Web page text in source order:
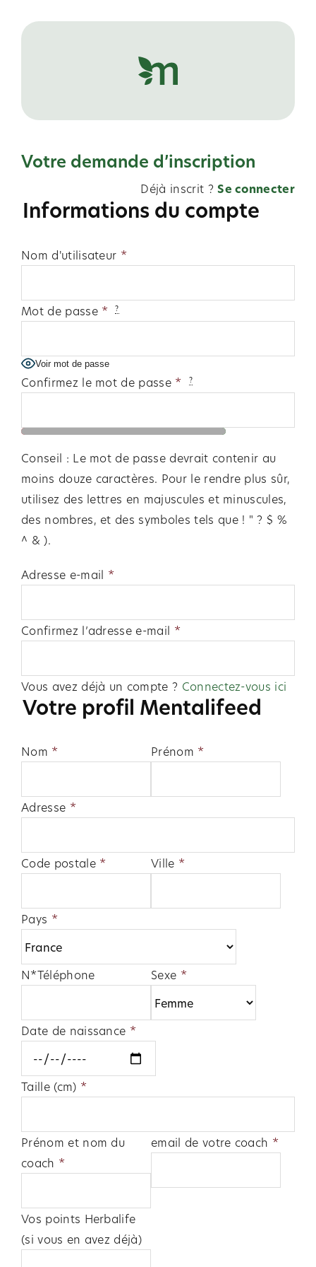
Votre demande d’inscription
Déjà inscrit ? Se connecter
Informations du compte
Nom d'utilisateur *
Mot de passe * ?
Voir mot de passe
Confirmez le mot de passe * ?
Conseil : Le mot de passe devrait contenir au
moins douze caractères. Pour le rendre plus sûr,
utilisez des lettres en majuscules et minuscules,
des nombres, et des symboles tels que ! " ? $ %
^ & ).
Adresse e-mail *
Confirmez l’adresse e-mail *
Vous avez déjà un compte ? Connectez-vous ici
Votre profil Mentalifeed
Nom * Prénom *
Adresse *
Code postale * Ville *
Pays *
N*Téléphone Sexe *
Date de naissance *
Taille (cm) *
Prénom et nom du
coach *
email de votre coach *
Vos points Herbalife
(si vous en avez déjà)